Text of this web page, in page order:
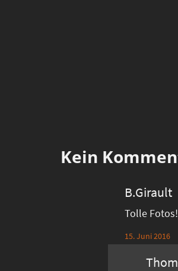
Kein
B.Girault
Tolle
15. Juni 2016